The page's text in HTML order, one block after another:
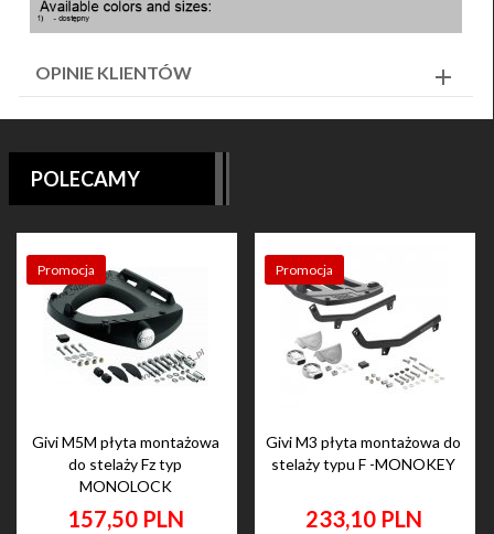
OPINIE KLIENTÓW
POLECAMY
Promocja
Givi M5M płyta montażowa
do stelaży Fz typ
MONOLOCK
157,50 PLN
Promocja
Givi M3 płyta montażowa do
stelaży typu F -MONOKEY
233,10 PLN